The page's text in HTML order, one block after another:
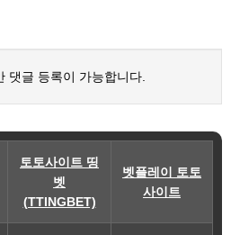
댓글 등록이 가능합니다.
토토사이트 띵
벳
(TTINGBET)
벳플레이 토토
사이트